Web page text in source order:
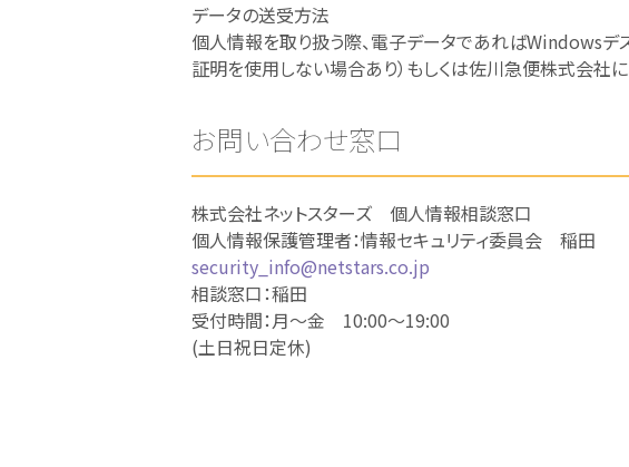
データの送受方法
個人情報を取り扱う際、電子データであればWindowsデ
証明を使用しない場合あり）もしくは佐川急便株式会社に
お問い合わせ窓口
株式会社ネットスターズ 個人情報相談窓口
個人情報保護管理者：情報セキュリティ委員会 稲田
security_info@netstars.co.jp
相談窓口：稲田
受付時間：月～金 10:00～19:00
(土日祝日定休)